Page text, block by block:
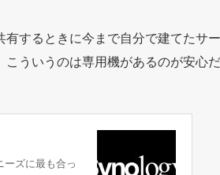
するときに今まで自分で建てたサ
ういうのは専用機があるのが安心
ズに最も合っ